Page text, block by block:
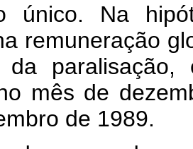
único. Na
remuneração
paralisação,
mês de
de 1989.